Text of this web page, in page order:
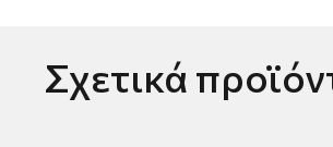
Σχετικά